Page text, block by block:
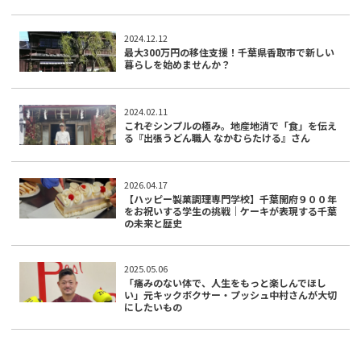
2024.12.12
最大300万円の移住支援！千葉県香取市で新しい
暮らしを始めませんか？
2024.02.11
これぞシンプルの極み。地産地消で「食」を伝え
る『出張うどん職人 なかむらたける』さん
2026.04.17
【ハッピー製菓調理専門学校】千葉開府９００年
をお祝いする学生の挑戦｜ケーキが表現する千葉
の未来と歴史
2025.05.06
「痛みのない体で、人生をもっと楽しんでほし
い」元キックボクサー・プッシュ中村さんが大切
にしたいもの